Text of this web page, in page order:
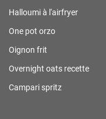
Halloumi à l'airfryer
One pot orzo
Oignon frit
Overnight oats recette
Campari spritz